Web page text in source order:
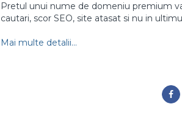
Pretul unui nume de domeniu premium
cautari, scor SEO, site atasat si nu in
Mai multe detalii...